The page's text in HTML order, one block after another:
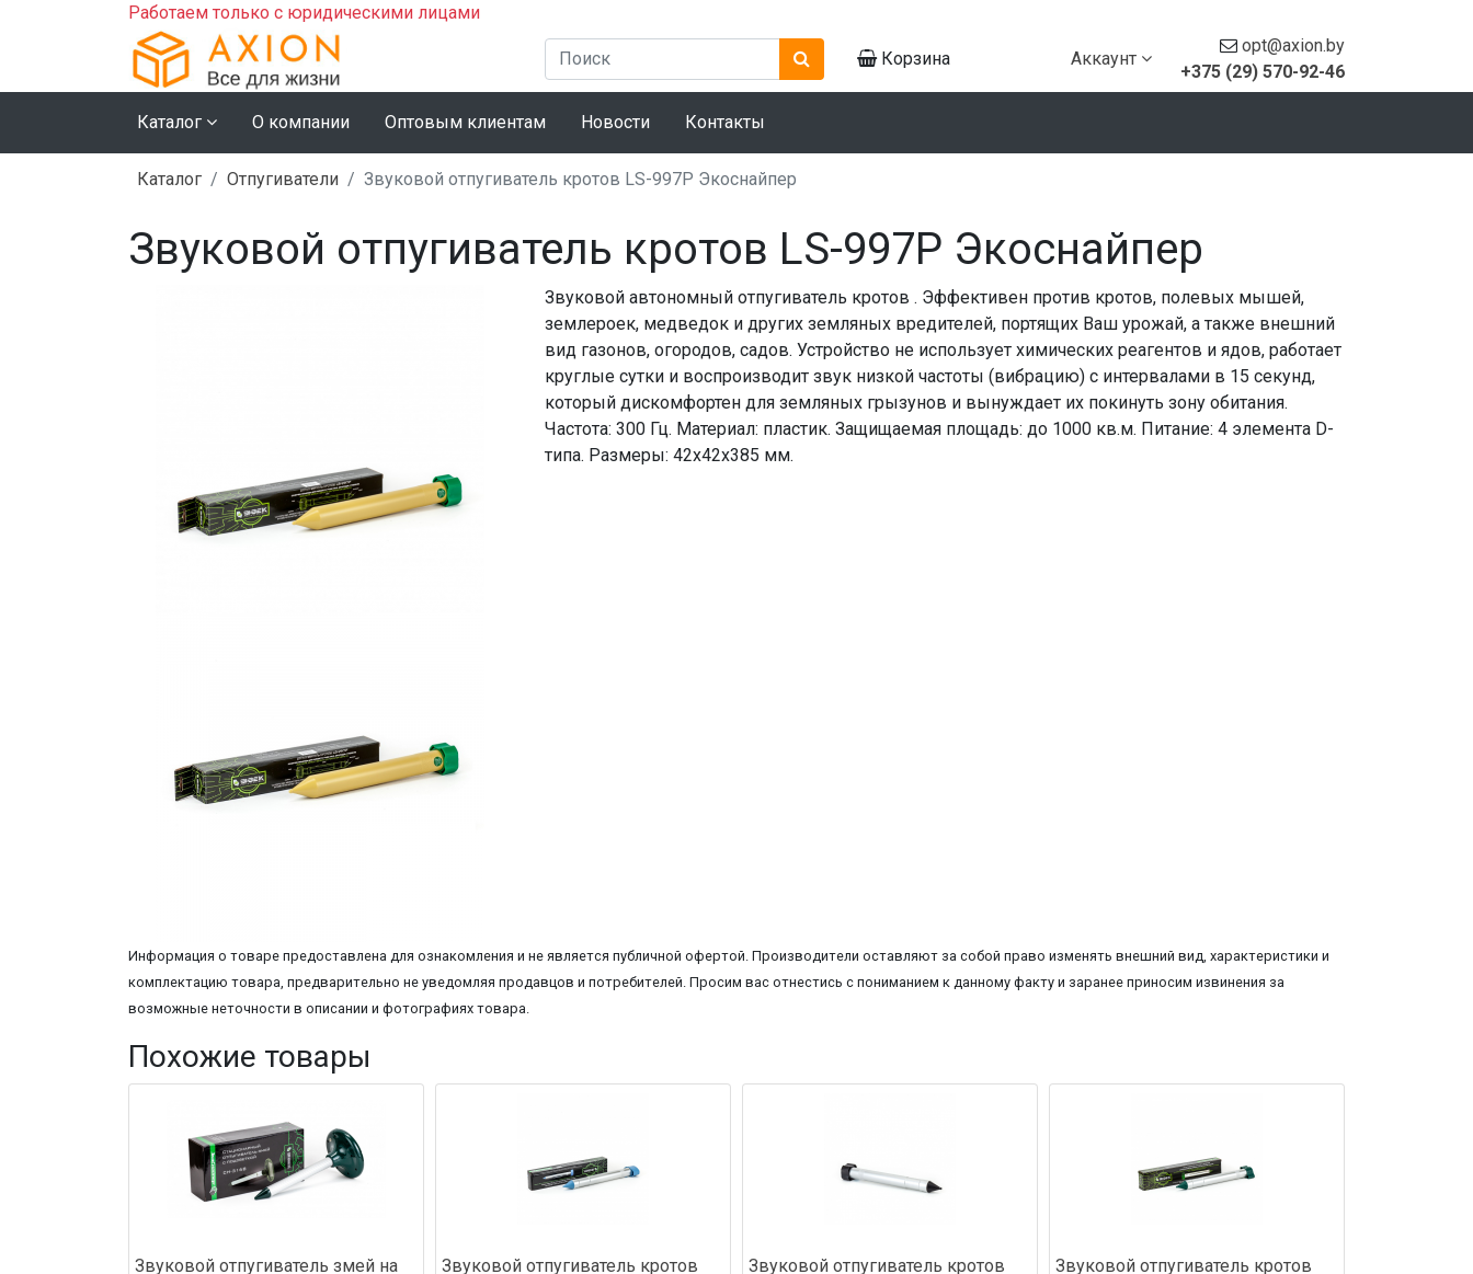
Работаем только с юридическими лицами
Корзина Аккаунт
opt@axion.by
+375 (29) 570-92-46
Каталог О компании Оптовым клиентам Новости Контакты
Каталог Отпугиватели Звуковой отпугиватель кротов LS-997P Экоснайпер
Звуковой отпугиватель кротов LS-997P Экоснайпер
Звуковой автономный отпугиватель кротов . Эффективен против кротов, полевых мышей,
землероек, медведок и других земляных вредителей, портящих Ваш урожай, а также внешний
вид газонов, огородов, садов. Устройство не использует химических реагентов и ядов, работает
круглые сутки и воспроизводит звук низкой частоты (вибрацию) с интервалами в 15 секунд,
который дискомфортен для земляных грызунов и вынуждает их покинуть зону обитания.
Частота: 300 Гц. Материал: пластик. Защищаемая площадь: до 1000 кв.м. Питание: 4 элемента D-
типа. Размеры: 42x42x385 мм.
Информация о товаре предоставлена для ознакомления и не является публичной офертой. Производители оставляют за собой право изменять внешний вид, характеристики и
комплектацию товара, предварительно не уведомляя продавцов и потребителей. Просим вас отнестись с пониманием к данному факту и заранее приносим извинения за
возможные неточности в описании и фотографиях товара.
Похожие товары
Звуковой отпугиватель змей на
Звуковой отпугиватель кротов
Звуковой отпугиватель кротов
Звуковой отпугиватель кротов